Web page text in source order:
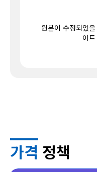
원본이 수정되었
이
가격 정책